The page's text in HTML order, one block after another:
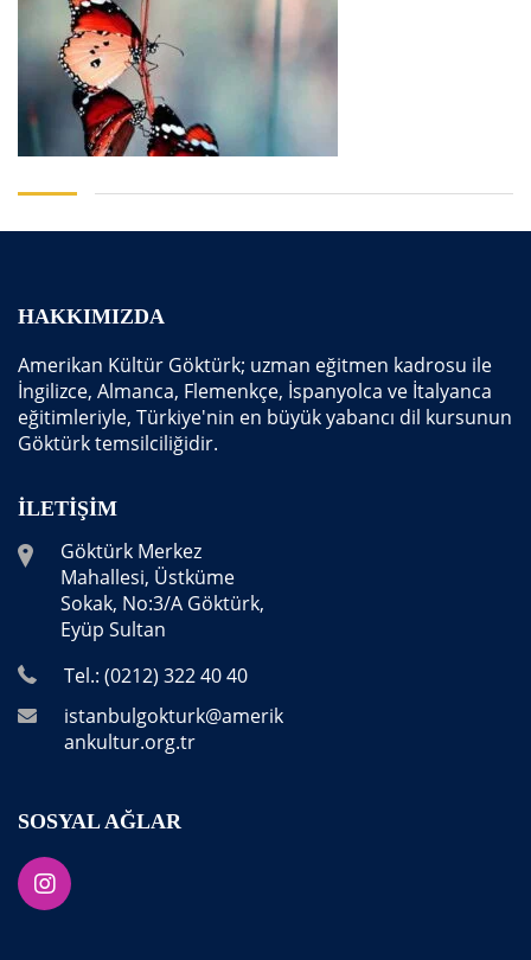
HAKKIMIZDA
Amerikan Kültür Göktürk; uzman eğitmen kadrosu ile
İngilizce, Almanca, Flemenkçe, İspanyolca ve İtalyanca
eğitimleriyle, Türkiye'nin en büyük yabancı dil kursunun
Göktürk temsilciliğidir.
İLETIŞIM
Göktürk Merkez
Mahallesi, Üstküme
Sokak, No:3/A Göktürk,
Eyüp Sultan
Tel.: (0212) 322 40 40
istanbulgokturk@amerik
ankultur.org.tr
SOSYAL AĞLAR